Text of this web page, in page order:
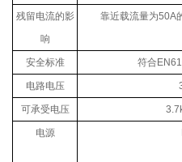
残留电流的影
响
靠近载流量为50A
安全标准 符合
电路电压
可承受电压
电源